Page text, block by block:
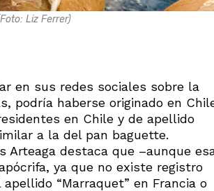
Liz Ferrer)
en sus redes sociales sobre la
podría haberse originado en
en Chile y de apellido
a la del pan baguette.
Arteaga destaca que –aunque
ya que no existe registro
“Marraquet” en Francia o